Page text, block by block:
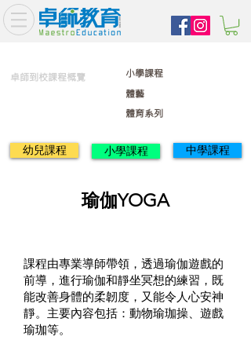
卓師到校課程概覽
體藝
體育系列
小學課程
幼兒課程 小學課程 中學課程
課程由專業導師帶領，透過瑜伽遊戲的
前導，進行瑜伽和靜坐冥想的練習，既
能改善身體的柔韌度，又能令人心安神
靜。主要內容包括：動物瑜珈操、遊戲
瑜珈等。
瑜伽YOGA